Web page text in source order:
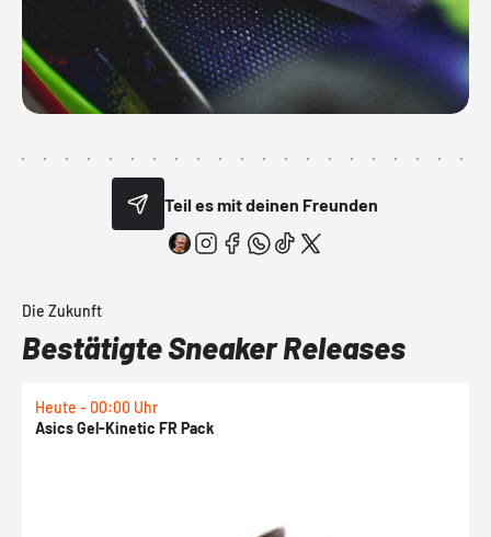
Teil es mit deinen Freunden
Die Zukunft
Bestätigte Sneaker Releases
Heute - 00:00 Uhr
Asics Gel-Kinetic FR Pack